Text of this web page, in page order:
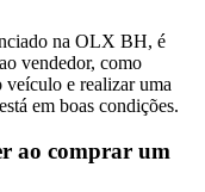
na OLX BH, é
vendedor, como
veículo e realizar uma
em boas condições.
ao comprar um